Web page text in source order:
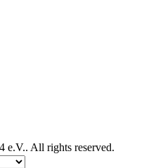
e.V.. All rights reserved.